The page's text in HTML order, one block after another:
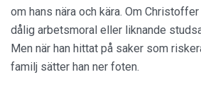
om hans nära och kära. Om
dålig arbetsmoral eller liknande
Men när han hittat på saker som
familj sätter han ner foten.